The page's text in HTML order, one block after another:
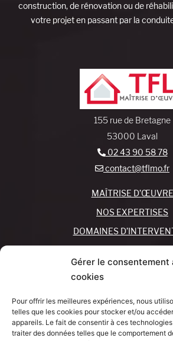
Gérer le consentement
cookies
Pour offrir les meilleures expériences, nous
telles que les cookies pour stocker et/ou
appareils. Le fait de consentir à ces
traiter des données telles que le comportement
construction, de rénovation ou de
votre projet en passant par la
155 rue de Bretagne
53000 Laval
02 43 90 58 78
contact@tflmo.fr
MAÎTRISE D’ŒUVRE
NOS EXPERTISES
DOMAINES
REJOIGNEZ-NOUS !
MON COMPTE
SUIVEZ-NOUS !